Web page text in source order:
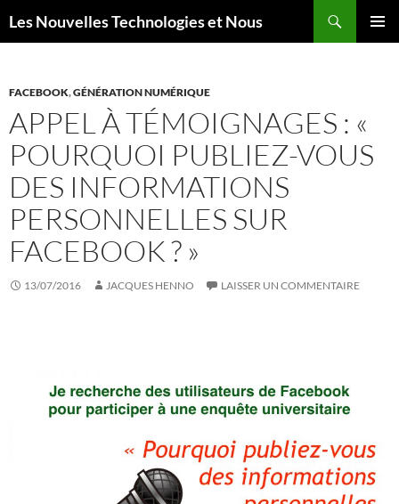
auLes Nouvelles Technologies et Nous
FACEBOOK,GÉNÉRATION NUMÉRIQUE
APPEL À TÉMOIGNAGES : «
POURQUOI PUBLIEZ-VOUS
DES INFORMATIONS
PERSONNELLES SUR
FACEBOOK ? »
13/07/2016 JACQUES HENNO LAISSER UN COMMENTAIRE